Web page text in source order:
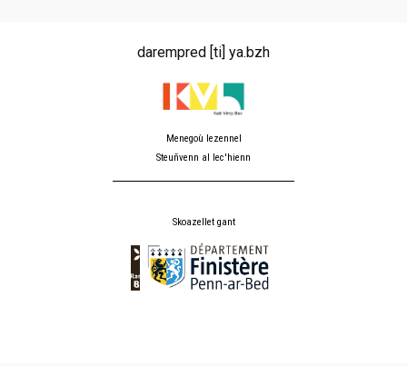
darempred [ti] ya.bzh
Menegoù lezennel
Steuñvenn al lec'hienn
Skoazellet gant